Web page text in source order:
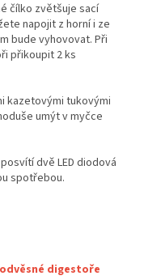
čílko zvětšuje sací
napojit z horní i ze
bude vyhovovat. Při
přikoupit 2 ks
kazetovými tukovými
umýt v myčce
dvě LED diodová
spotřebou.
digestoře